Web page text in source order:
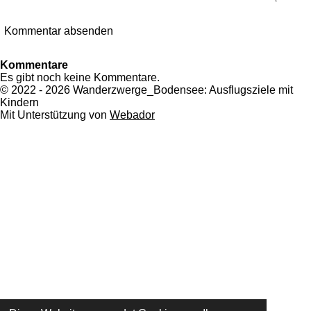
Kommentar absenden
Kommentare
Es gibt noch keine Kommentare.
© 2022 - 2026 Wanderzwerge_Bodensee: Ausflugsziele mit
Kindern
Mit Unterstützung von Webador